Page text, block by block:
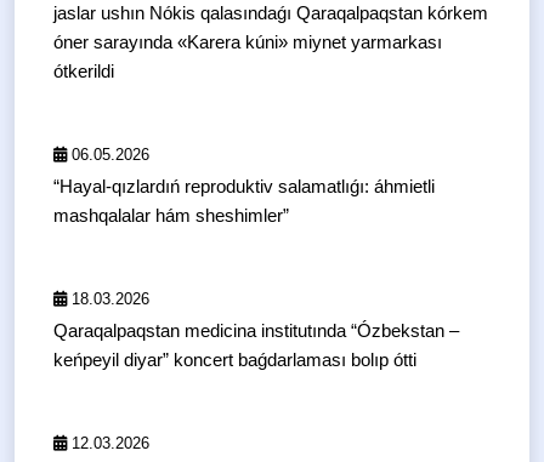
jaslar ushın Nókis qalasındaǵı Qaraqalpaqstan kórkem
óner sarayında «Karera kúni» miynet yarmarkası
ótkerildi
06.05.2026
“Hayal-qızlardıń reproduktiv salamatlıǵı: áhmietli
mashqalalar hám sheshimler”
18.03.2026
Qaraqalpaqstan medicina institutında “Ózbekstan –
keńpeyil diyar” koncert baǵdarlaması bolıp ótti
12.03.2026